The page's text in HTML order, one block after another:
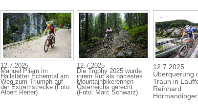
12.7.2025
Manuel Pliem im
Hallstätter Echerntal am
Weg zum Triumph auf
der Extremstrecke (Foto:
Albert Reiter)
12.7.2025
Die Trophy 2025 wurde
ihrem Ruf als härtestes
Mountainbikerennen
Österreichs gerecht
(Foto: Marc Schwarz)
12.7.2025
Überquerung
Traun in
Reinhard